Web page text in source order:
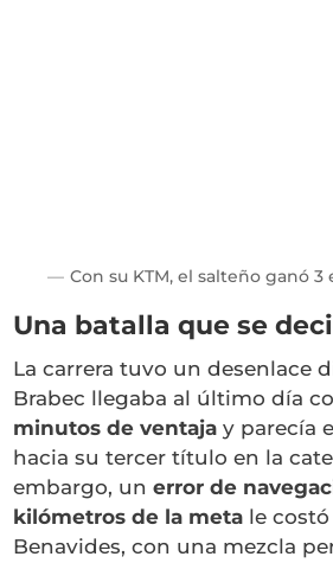
Con su KTM, el salteño ganó 3
Una batalla que se
La carrera tuvo un desenlace
Brabec llegaba al último día
minutos de ventaja y parecía
hacia su tercer título en la
embargo, unerror de
kilómetros de la meta le
Benavides, con una mezcla